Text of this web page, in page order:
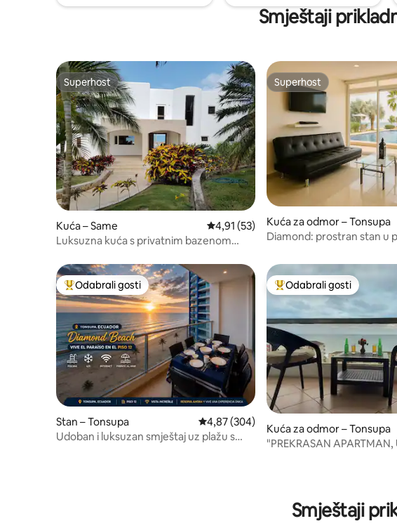
Smještaji
Superhost
Superhost
Kuća – Same Prosječna ocjena: 4,91/5, recenzija: 53
4,91 (53)
Luksuzna kuća s privatnim bazenom
Superhost
Superhost
Kuća za odmor – Tonsupa
Diamond: prostran stan u
Među najviše rangiranima s oznakom „Odabrali gosti”
Odabrali gosti
Stan – Tonsupa Prosječna ocjena: 4,87/5, recenzija: 304
4,87 (304)
Udoban i luksuzan smještaj uz plažu s
Među najviše rangiranima
Odabrali gosti
Kuća za odmor – Tonsupa
"PREKRASAN APARTMAN,
Smještaji